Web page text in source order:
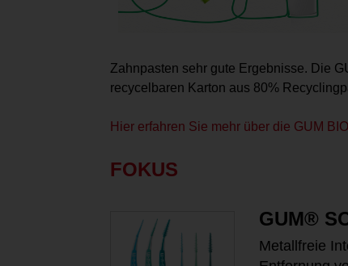
Zahnpasten sehr gute Ergebnisse. Die
recycelbaren Karton aus 80%
Hier erfahren Sie mehr über die GUM
FOKUS
GUM®
Metallfreie